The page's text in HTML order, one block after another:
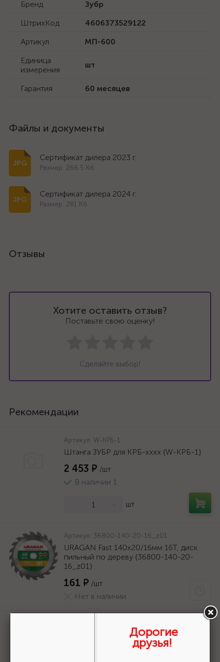
Бренд
Зубр
ШтрихКод
4606373529122
Артикул
МП-600
Единица
измерения
шт
Гарантия 60 месяцев
Файлы и документы
Сертификат дилера 2023 г.
Размер: 266.5 Кб
Сертификат дилера 2024 г.
Размер: 281 Кб
Отзывы
Хотите оставить отзыв?
Поставьте свою оценку!
Сделайте выбор!
Рекомендации
Артикул: W-КРБ-1
Штанга ЗУБР для КРБ-хххх {W-КРБ-1}
2 453 ₽ /шт
В наличии 1
шт
Артикул: 36800-140-20-16_z01
URAGAN Fast 140x20/16мм 16Т, диск
пильный по дереву {36800-140-20-
16_z01}
161 ₽ /шт
Нет в наличии
Штанга ЗУБР для КРБ-хххх {W-КРБ-1}
Дорогие
друзья!